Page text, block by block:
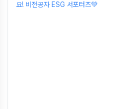
요! 비전공자 ESG 서포터즈💚